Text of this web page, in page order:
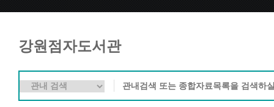
강원점자도서관